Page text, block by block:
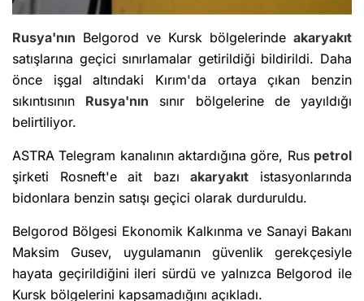
Rusya'nın Belgorod ve Kursk bölgelerinde akaryakıt
satışlarına geçici sınırlamalar getirildiği bildirildi. Daha
önce işgal altındaki Kırım'da ortaya çıkan benzin
sıkıntısının Rusya'nın sınır bölgelerine de yayıldığı
belirtiliyor.
ASTRA Telegram kanalının aktardığına göre, Rus petrol
şirketi Rosneft'e ait bazıakaryakıt istasyonlarında
bidonlara benzin satışı geçici olarak durduruldu.
Belgorod Bölgesi Ekonomik Kalkınma ve Sanayi Bakanı
Maksim Gusev, uygulamanın güvenlik gerekçesiyle
hayata geçirildiğini ileri sürdü ve yalnızca Belgorod ile
Kursk bölgelerini kapsamadığını açıkladı.